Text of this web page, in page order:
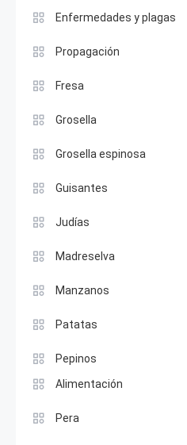
Enfermedades y plagas
Propagación
Fresa
Grosella
Grosella espinosa
Guisantes
Judías
Madreselva
Manzanos
Patatas
Pepinos
Alimentación
Pera